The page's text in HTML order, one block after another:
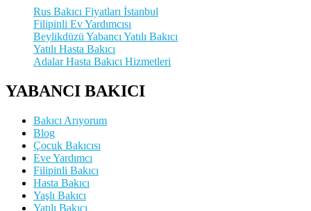
Rus Bakıcı Fiyatları İstanbul
Filipinli Ev Yardımcısı
Beylikdüzü Yabancı Yatılı Bakıcı
Yatılı Hasta Bakıcı
Adalar Hasta Bakıcı Hizmetleri
YABANCI BAKICI
Bakıcı Arıyorum
Blog
Çocuk Bakıcısı
Eve Yardımcı
Filipinli Bakıcı
Hasta Bakıcı
Yaşlı Bakıcı
Yatılı Bakıcı